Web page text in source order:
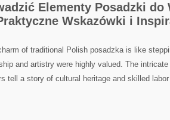
Elementy‍ Posadzki ⁣do
Wskazówki​ i
of traditional Polish ⁣posadzka ‍is like
and artistry were highly valued.​ The
tell​ a‍ story of cultural heritage and skilled